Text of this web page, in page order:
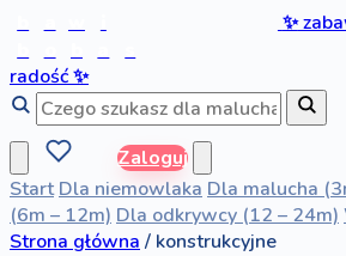
✨
radość✨
Zaloguj
Start Dla niemowlaka Dla malucha
(6m – 12m) Dla odkrywcy (12 – 24m)
Strona główna / konstrukcyjne